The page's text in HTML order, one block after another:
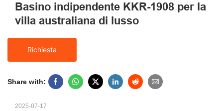
Basino indipendente KKR-1908 per la
villa australiana di lusso
Richiesta
Share with:
2025-07-17